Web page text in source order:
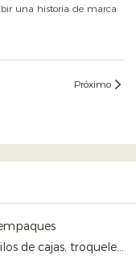
una historia de marca
Próximo
de cajas, troqueles,